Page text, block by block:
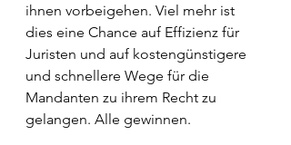
ihnen vorbeigehen. Viel mehr ist
dies eine Chance auf Effizienz für
Juristen und auf kostengünstigere
und schnellere Wege für die
Mandanten zu ihrem Recht zu
gelangen. Alle gewinnen.